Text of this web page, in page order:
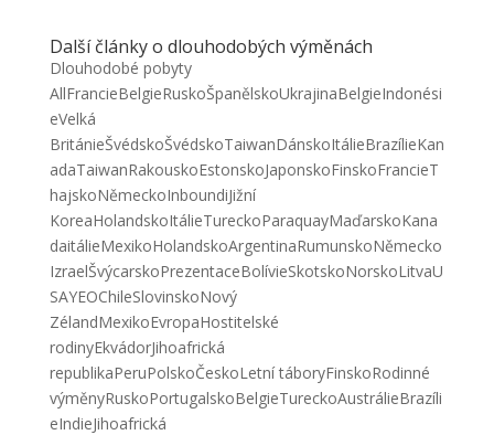
Další články o dlouhodobých výměnách
Dlouhodobé pobyty
AllFrancieBelgieRuskoŠpanělskoUkrajinaBelgieIndonési
eVelká
BritánieŠvédskoŠvédskoTaiwanDánskoItálieBrazílieKan
adaTaiwanRakouskoEstonskoJaponskoFinskoFrancieT
hajskoNěmeckoInboundiJižní
KoreaHolandskoItálieTureckoParaquayMaďarskoKana
daitálieMexikoHolandskoArgentinaRumunskoNěmecko
IzraelŠvýcarskoPrezentaceBolívieSkotskoNorskoLitvaU
SAYEOChileSlovinskoNový
ZélandMexikoEvropaHostitelské
rodinyEkvádorJihoafrická
republikaPeruPolskoČeskoLetní táboryFinskoRodinné
výměnyRuskoPortugalskoBelgieTureckoAustrálieBrazíli
eIndieJihoafrická